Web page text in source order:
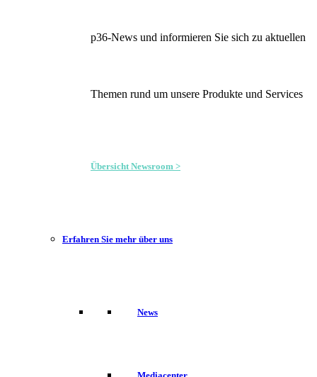
p36-News und informieren Sie sich zu aktuellen
Themen rund um unsere Produkte und Services
Übersicht Newsroom >
Erfahren Sie mehr über uns
News